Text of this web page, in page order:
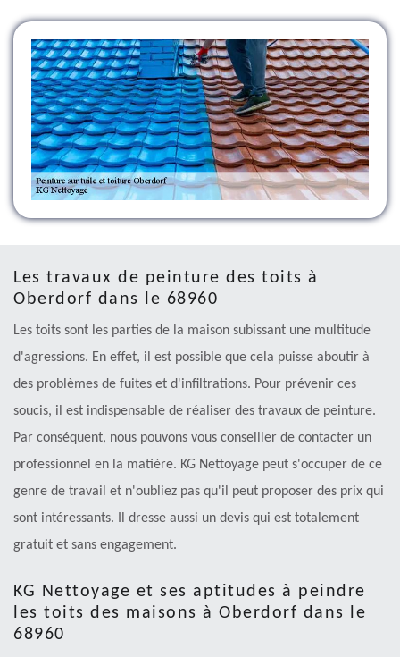
Les travaux de peinture des toits à
Oberdorf dans le 68960
Les toits sont les parties de la maison subissant une multitude
d'agressions. En effet, il est possible que cela puisse aboutir à
des problèmes de fuites et d'infiltrations. Pour prévenir ces
soucis, il est indispensable de réaliser des travaux de peinture.
Par conséquent, nous pouvons vous conseiller de contacter un
professionnel en la matière. KG Nettoyage peut s'occuper de ce
genre de travail et n'oubliez pas qu'il peut proposer des prix qui
sont intéressants. Il dresse aussi un devis qui est totalement
gratuit et sans engagement.
KG Nettoyage et ses aptitudes à peindre
les toits des maisons à Oberdorf dans le
68960